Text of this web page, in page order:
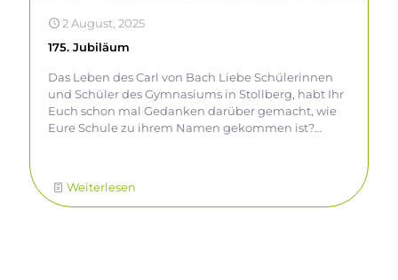
2 August, 2025
175. Jubiläum
Das Leben des Carl von Bach Liebe Schülerinnen
und Schüler des Gymnasiums in Stollberg, habt Ihr
Euch schon mal Gedanken darüber gemacht, wie
Eure Schule zu ihrem Namen gekommen ist?
Menschen seinen Namen kennen? Ihr fragt Euch
bestimmt auch, wer gerade mit Euch spricht? Ich
Weiterlesen